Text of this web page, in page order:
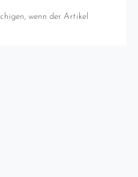
wenn der Artikel